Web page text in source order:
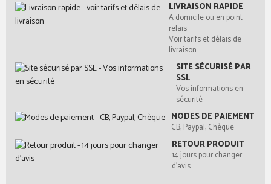
LIVRAISON RAPIDE
A domicile ou en point
relais
Voir tarifs et délais de
livraison
SITE SÉCURISÉ PAR
SSL
Vos informations en
sécurité
MODES DE PAIEMENT
CB, Paypal, Chèque
RETOUR PRODUIT
14 jours pour changer
d'avis